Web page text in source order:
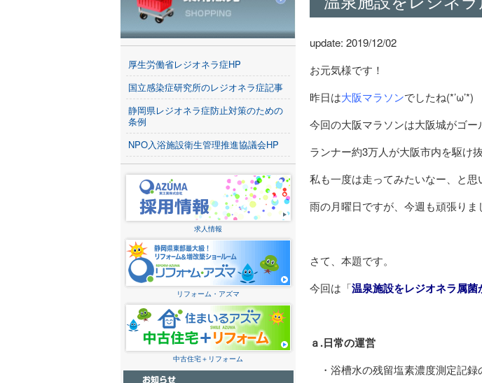
update: 2019/12/02
お元気様です！
昨日は大阪マラソンでしたね(*’ω’*)
今回の大阪マラソンは大阪城がゴー
ランナー約3万人が大阪市内を駆け抜
私も一度は走ってみたいなー、と思
雨の月曜日ですが、今週も頑張りま
さて、本題です。
今回は「温泉施設をレジオネラ属
ａ.日常の運営
・浴槽水の残留塩素濃度測定記録
厚生労働省レジオネラ症HP
国立感染症研究所のレジオネラ症記事
静岡県レジオネラ症防止対策のための
条例
NPO入浴施設衛生管理推進協議会HP
求人情報
リフォーム・アズマ
中古住宅＋リフォーム